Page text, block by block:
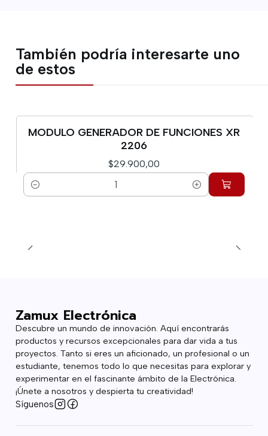
También podría interesarte uno
de estos
MODULO GENERADOR DE FUNCIONES XR
2206
$29.900,00
Cantidad
Zamux Electrónica
Descubre un mundo de innovación. Aquí encontrarás
productos y recursos excepcionales para dar vida a tus
proyectos. Tanto si eres un aficionado, un profesional o un
estudiante, tenemos todo lo que necesitas para explorar y
experimentar en el fascinante ámbito de la Electrónica.
¡Únete a nosotros y despierta tu creatividad!
Síguenos